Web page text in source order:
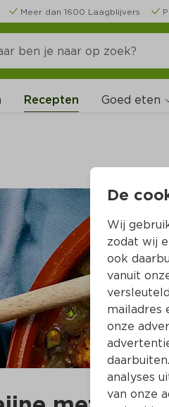
Meer dan 1600 Laagblijvers
Recepten Goed eten
De
Wij
zodat wij
ook
vanuit
mailadres
onze
analyses
van onze